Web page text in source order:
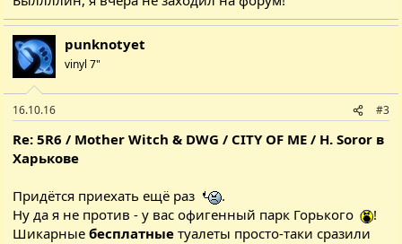
punknotyet
vinyl 7"
16.10.16 #3
Re: 5R6 / Mother Witch & DWG / CITY OF ME / H. Soror в
Харькове
Придётся приехать ещё раз
.
Ну да я не против - у вас офигенный парк Горького
!
Шикарныебесплатные туалеты просто-таки сразили